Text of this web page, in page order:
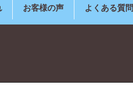
お客様の声 よくある質問